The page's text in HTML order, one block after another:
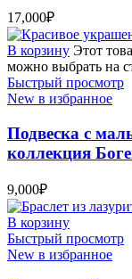
17,000₽
В корзину Этот
можно выбрать на
Быстрый просмотр
New в избранное
Подвеска с
коллекция
9,000₽
В корзину
Быстрый просмотр
New в избранное